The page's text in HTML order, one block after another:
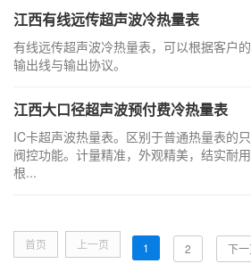
江西有线远传超声波冷热量表
有线远传超声波冷热量表，可以根据客户
输出线与输出协议。
江西大口径超声波预付费冷热量表
IC卡超声波热量表。区别于普通热量表的
阀控功能。计量精准，外观精美，结实耐
根...
首页 上一页 1 2 下